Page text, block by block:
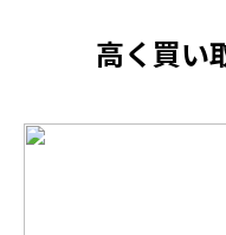
高く買い